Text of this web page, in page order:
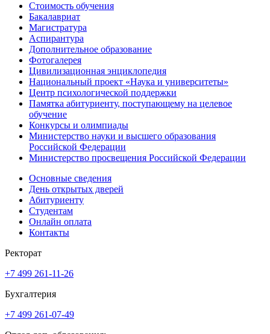
Стоимость обучения
Бакалавриат
Магистратура
Аспирантура
Дополнительное образование
Фотогалерея
Цивилизационная энциклопедия
Национальный проект «Наука и университеты»
Центр психологической поддержки
Памятка абитуриенту, поступающему на целевое
обучение
Конкурсы и олимпиады
Министерство науки и высшего образования
Российской Федерации
Министерство просвещения Российской Федерации
Основные сведения
День открытых дверей
Абитуриенту
Студентам
Онлайн оплата
Контакты
Ректорат
+7 499 261-11-26
Бухгалтерия
+7 499 261-07-49